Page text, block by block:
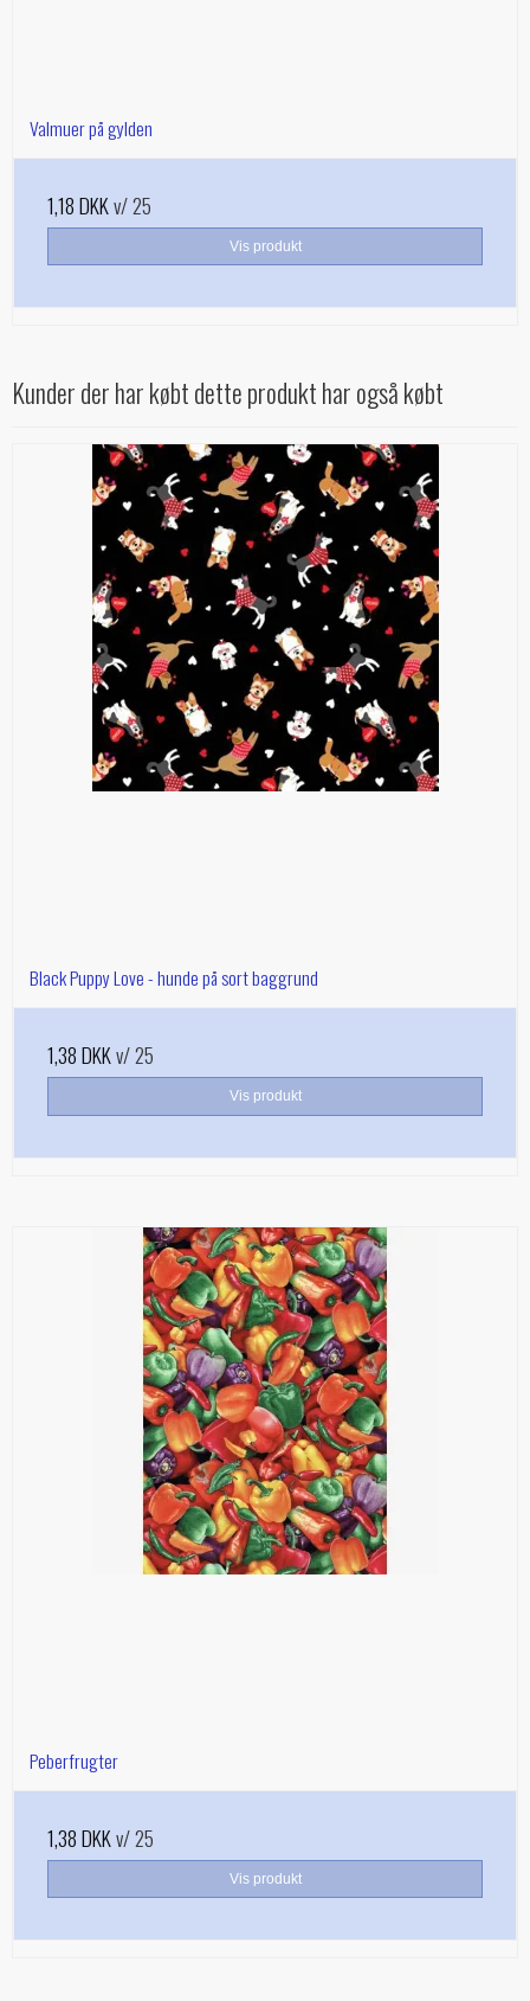
Valmuer på gylden
1,18 DKKv/ 25
Vis produkt
Kunder der har købt dette produkt har også købt
Black Puppy Love - hunde på sort baggrund
1,38 DKKv/ 25
Vis produkt
Peberfrugter
1,38 DKKv/ 25
Vis produkt